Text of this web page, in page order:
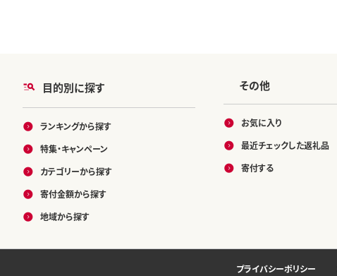
目的別に探す
ランキングから探す
特集・キャンペーン
カテゴリーから探す
寄付金額から探す
地域から探す
その他
お気に入り
最近チェックした返礼品
寄付する
プライバシーポリシー